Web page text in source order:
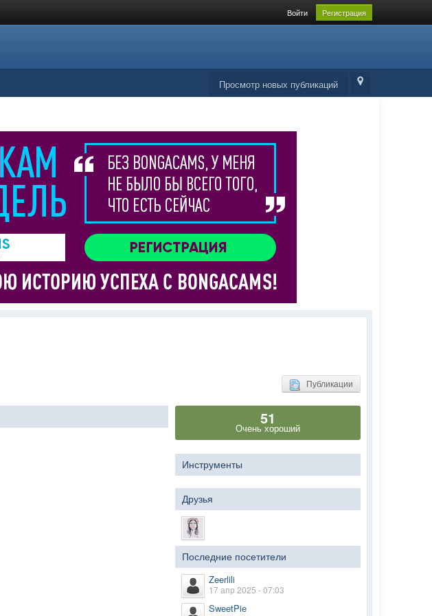
Войти Регистрация
Просмотр новых публикаций
Публикации
51
Очень хороший
Инструменты
Друзья
Последние посетители
Zeerlili
17 апр 2025 - 07:03
SweetPie